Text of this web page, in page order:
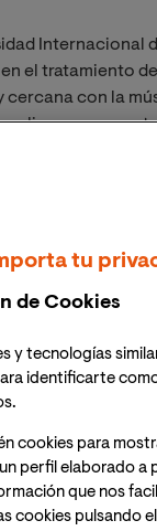
Internacional
el tratamiento
cercana con la
realizamos una
fenómeno
interesó la
Uno de mis
llamaban la
porque
psicología
electrónica al
fiestas. Después
y, en
años
tu
de Cookies
y tecnologías
identificarte
cookies para
perfil elaborado
que nos
cookies pulsando